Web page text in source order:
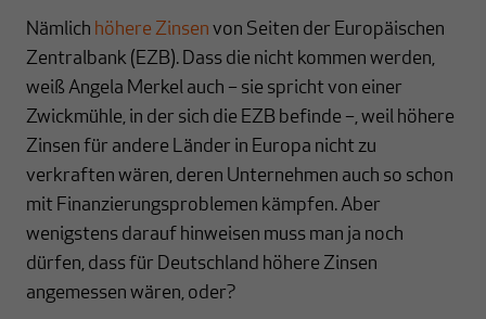
Nämlich höhere Zinsen von Seiten der Europäischen
Zentralbank (EZB). Dass die nicht kommen werden,
weiß Angela Merkel auch – sie spricht von einer
Zwickmühle, in der sich die EZB befinde –, weil höhere
Zinsen für andere Länder in Europa nicht zu
verkraften wären, deren Unternehmen auch so schon
mit Finanzierungsproblemen kämpfen. Aber
wenigstens darauf hinweisen muss man ja noch
dürfen, dass für Deutschland höhere Zinsen
angemessen wären, oder?